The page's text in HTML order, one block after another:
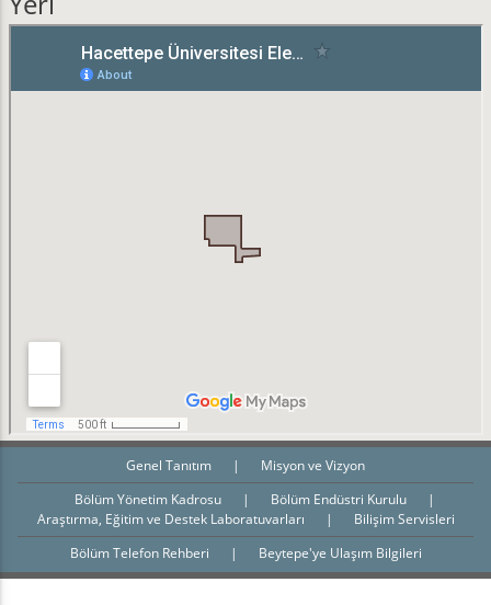
Genel Tanıtım |
Misyon ve Vizyon
Bölüm Yönetim Kadrosu
| Bölüm Endüstri Kurulu
|
Araştırma, Eğitim ve Destek Laboratuvarları
|
Bilişim Servisleri
Bölüm Telefon Rehberi
| Beytepe'ye Ulaşım Bilgileri